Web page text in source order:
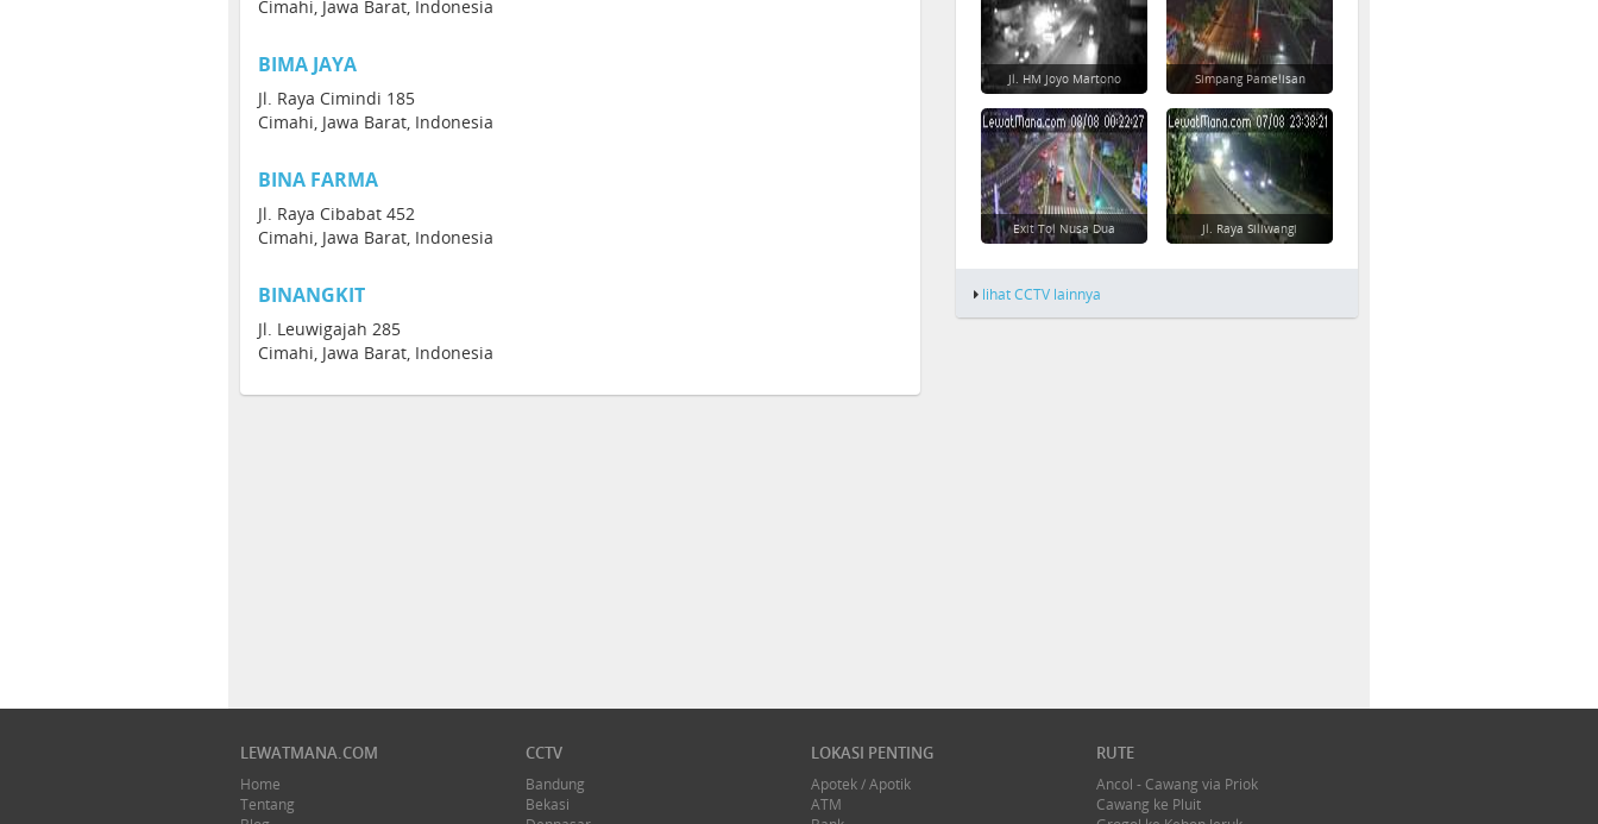
Cimahi, Jawa Barat, Indonesia
BIMA JAYA
Jl. Raya Cimindi 185
Cimahi, Jawa Barat, Indonesia
BINA FARMA
Jl. Raya Cibabat 452
Cimahi, Jawa Barat, Indonesia
BINANGKIT
Jl. Leuwigajah 285
Cimahi, Jawa Barat, Indonesia
Jl. HM Joyo Martono Simpang Pamelisan
Exit Tol Nusa Dua Jl. Raya Siliwangi
lihat CCTV lainnya
LEWATMANA.COM
Home
Tentang
CCTV
Bandung
Bekasi
LOKASI PENTING
Apotek / Apotik
ATM
RUTE
Ancol - Cawang via Priok
Cawang ke Pluit